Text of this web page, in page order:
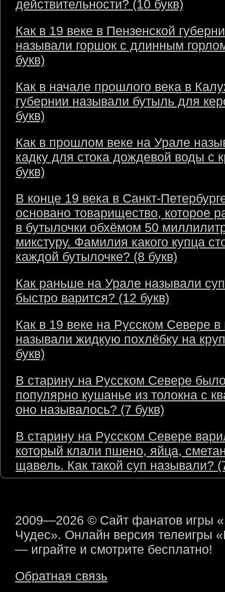
действительности? (10 букв)
Как в 19 веке в Пензенской
называли горшок с длинным
букв)
Как в начале прошлого века в
губернии называли бутыль для
букв)
Как в прошлом веке на Урале
кадку для стока дождевой воды с
букв)
В конце 19 века в Санкт-
основано товарищество, которое
в бутылочки обхёмом 50
микстуру. Фамилия какого купца
каждой бутылочке? (8 букв)
Как раньше на Урале называли
быстро варится? (12 букв)
Как в 19 веке на Русском Севере в
называли жидкую похлёбку на
букв)
В старину на Русском Севере
популярно кушанье из толокна с
оно называлось? (7 букв)
В старину на Русском Севере
который клали пшено, яйца,
щавель. Как такой суп называли?
2009—2026 © Сайт фанатов игры
Чудес». Онлайн версия телеигры
— играйте и смотрите бесплатно!
Обратная связь